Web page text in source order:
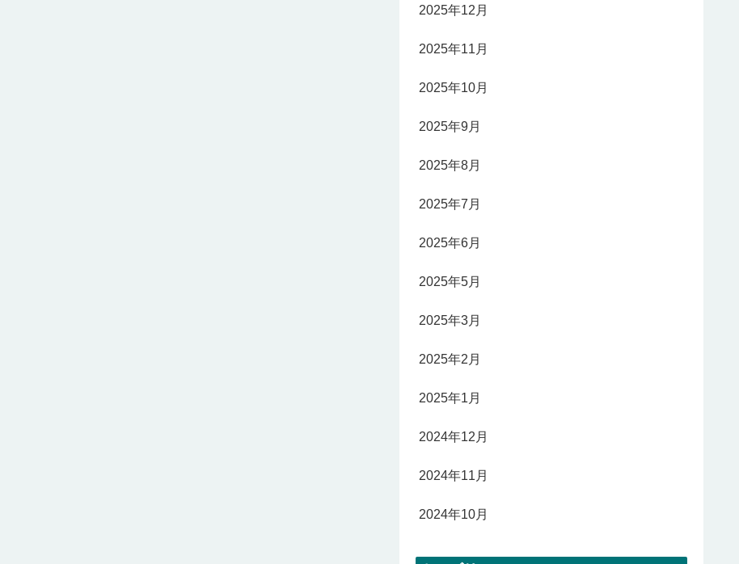
2025年12月
2025年11月
2025年10月
2025年9月
2025年8月
2025年7月
2025年6月
2025年5月
2025年3月
2025年2月
2025年1月
2024年12月
2024年11月
2024年10月